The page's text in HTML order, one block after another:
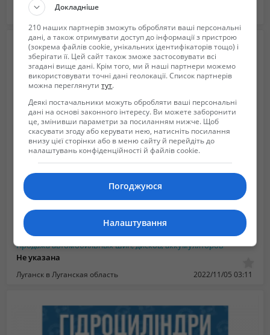
Одесса в Одесская область
Продажа автомобильных шин, дисков, аккумуляторов
Не указана
Луганск в Луганская область 2022/11/05 03:11
Докладніше
210 наших партнерів зможуть обробляти ваші персональні
дані, а також отримувати доступ до інформації з пристрою
(зокрема файлів cookie, унікальних ідентифікаторів тощо) і
зберігати її. Цей сайт також зможе застосовувати всі
згадані вище дані. Крім того, ми й наші партнери можемо
використовувати точні дані геолокації. Список партнерів
можна переглянутитут.
Деякі постачальники можуть обробляти ваші персональні
дані на основі законного інтересу. Ви можете заборонити
це, змінивши параметри за посиланням нижче. Щоб
скасувати згоду або керувати нею, натисніть посилання
внизу цієї сторінки або в меню сайту й перейдіть до
налаштувань конфіденційності й файлів cookie.
Погоджуюся
Налаштування